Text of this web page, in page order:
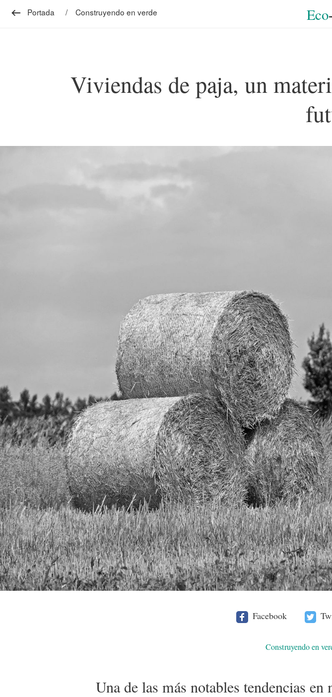
Eco
Portada Construyendo en verde
Viviendas de paja, un
Facebook
Construyendo en
Una de las más notables tendencias